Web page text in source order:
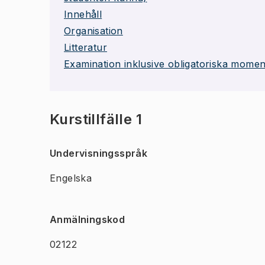
Innehåll
Organisation
Litteratur
Examination inklusive obligatoriska
Kurstillfälle 1
Undervisningsspråk
Engelska
Anmälningskod
02122